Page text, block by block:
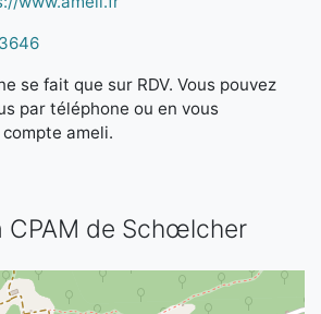
3646
se fait que sur RDV. Vous pouvez
par téléphone ou en vous
ameli.
CPAM de Schœlcher